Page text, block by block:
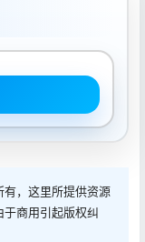
，这里所提供资源
商用引起版权纠